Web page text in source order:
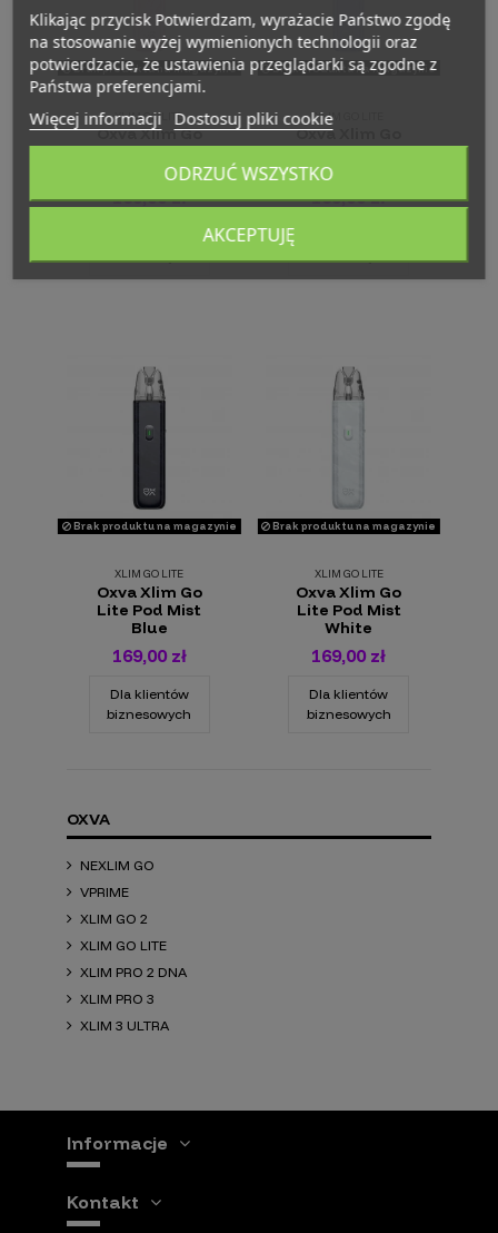
Brak produktu na magazynie
XLIM GO LITE
Oxva Xlim Go
Lite Pod Light
Pink
169,00 zł
Brak produktu na magazynie
XLIM GO LITE
Oxva Xlim Go
Lite Pod Light
Purple
169,00 zł
Brak produktu na magazynie
XLIM GO LITE
Oxva Xlim Go
Lite Pod Mist
Blue
169,00 zł
Dla klientów
biznesowych
Brak produktu na magazynie
XLIM GO LITE
Oxva Xlim Go
Lite Pod Mist
White
169,00 zł
Dla klientów
biznesowych
OXVA
NEXLIM GO
VPRIME
XLIM GO 2
XLIM GO LITE
XLIM PRO 2 DNA
XLIM PRO 3
XLIM 3 ULTRA
Informacje
Kontakt
Klikając przycisk Potwierdzam, wyrażacie Państwo zgodę
na stosowanie wyżej wymienionych technologii oraz
potwierdzacie, że ustawienia przeglądarki są zgodne z
Państwa preferencjami.
Więcej informacji Dostosuj pliki cookie
ODRZUĆ WSZYSTKO
AKCEPTUJĘ